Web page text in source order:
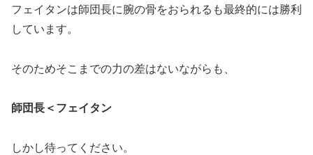
フェイタンは師団長に腕の骨をおられるも最終的には勝利
しています。
そのためそこまでの力の差はないながらも、
師団長＜フェイタン
しかし待ってください。